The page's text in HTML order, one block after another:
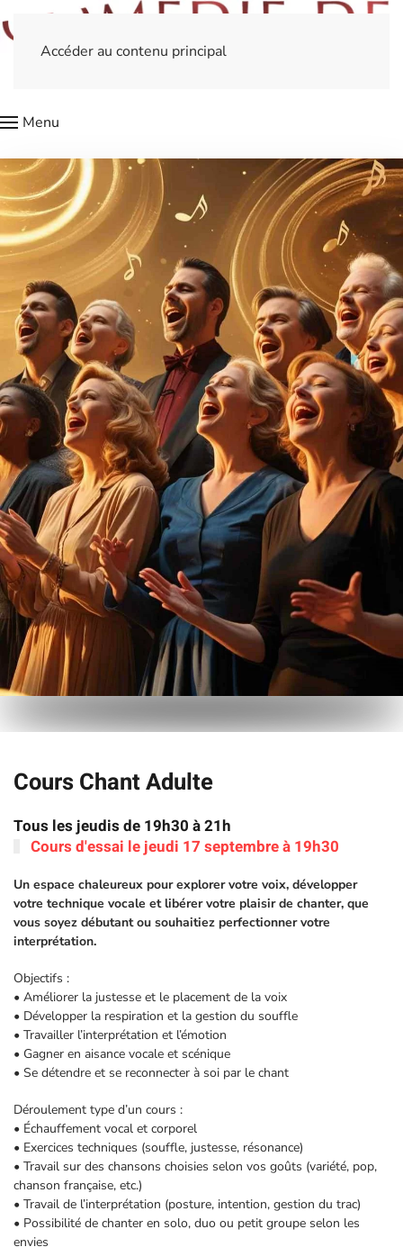
Accéder au contenu principal
Menu
Cours Chant Adulte
Tous les jeudis de 19h30 à 21h
Cours d'essai le jeudi 17 septembre à 19h30
Un espace chaleureux pour explorer votre voix, développer
votre technique vocale et libérer votre plaisir de chanter, que
vous soyez débutant ou souhaitiez perfectionner votre
interprétation.
Objectifs :
• Améliorer la justesse et le placement de la voix
• Développer la respiration et la gestion du souffle
• Travailler l’interprétation et l’émotion
• Gagner en aisance vocale et scénique
• Se détendre et se reconnecter à soi par le chant
Déroulement type d’un cours :
• Échauffement vocal et corporel
• Exercices techniques (souffle, justesse, résonance)
• Travail sur des chansons choisies selon vos goûts (variété, pop,
chanson française, etc.)
• Travail de l’interprétation (posture, intention, gestion du trac)
• Possibilité de chanter en solo, duo ou petit groupe selon les
envies